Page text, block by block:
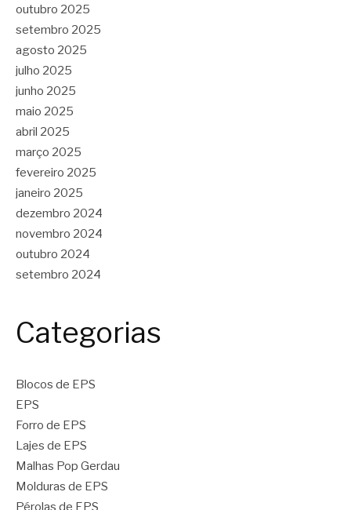
outubro 2025
setembro 2025
agosto 2025
julho 2025
junho 2025
maio 2025
abril 2025
março 2025
fevereiro 2025
janeiro 2025
dezembro 2024
novembro 2024
outubro 2024
setembro 2024
Categorias
Blocos de EPS
EPS
Forro de EPS
Lajes de EPS
Malhas Pop Gerdau
Molduras de EPS
Pérolas de EPS